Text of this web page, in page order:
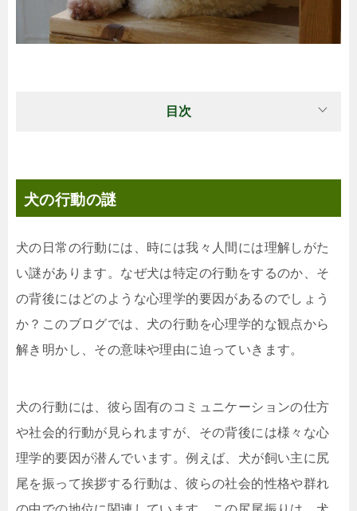
目次
犬の行動の謎
犬の日常の行動には、時には我々人間には理解しがた
い謎があります。なぜ犬は特定の行動をするのか、そ
の背後にはどのような心理学的要因があるのでしょう
か？このブログでは、犬の行動を心理学的な観点から
解き明かし、その意味や理由に迫っていきます。
犬の行動には、彼ら固有のコミュニケーションの仕方
や社会的行動が見られますが、その背後には様々な心
理学的要因が潜んでいます。例えば、犬が飼い主に尻
尾を振って挨拶する行動は、彼らの社会的性格や群れ